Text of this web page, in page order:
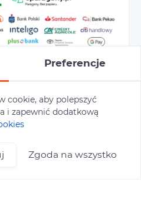
Polityka prywatności
cookies
Preferencje
cookie, aby polepszyć
i zapewnić dodatkową
Zgoda na wszystko